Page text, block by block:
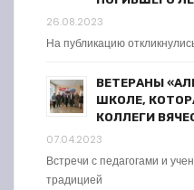
26.08.2023
На публикацию
ВЕТЕРАНЫ
ШКОЛЕ,
КОЛЛЕГИ
07.04.2023
Встречи с педагогами и
традицией